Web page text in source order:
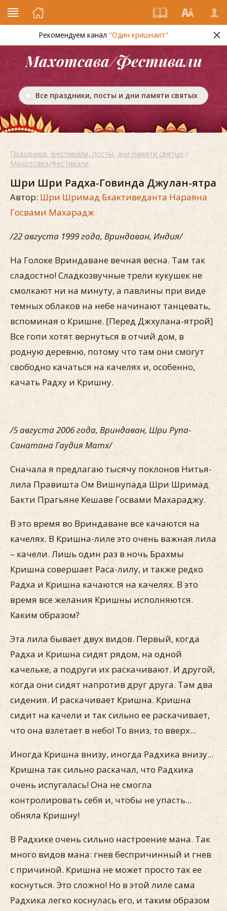
Рекомендуем канал "Один кришнаит"
Махотсава/Фестивали
Все праздники, посты и дни памяти святых
Праздники, фестивали, посты, дни памяти святых /
Махотсава/Фестивали
Шри Шри Радха-Говинда Джулан-ятра
Автор: Шри Шримад Бхактиведанта Нараяна
Госвами Махарадж
/22 августа 1999 года, Вриндаван, Индия/
На Голоке Вриндаване вечная весна. Там так
сладостно! Сладкозвучные трели кукушек не
смолкают ни на минуту, а павлины при виде
темных облаков на небе начинают танцевать,
вспоминая о Кришне. [Перед Джхулана-ятрой]
Все гопи хотят вернуться в отчий дом, в
родную деревню, потому что там они смогут
свободно качаться на качелях и, особенно,
качать Радху и Кришну.
/5 августа 2006 года, Вриндаван, Шри Рупа-
Санатана Гаудия Матх/
Сначала я предлагаю тысячу поклонов Нитья-
лила Правишта Ом Вишнупада Шри Шримад
Бакти Прагьяне Кешаве Госвами Махараджу.
В это время во Вриндаване все качаются на
качелях. В Кришна-лиле это очень важная лила
– качели. Лишь один раз в ночь Брахмы
Кришна совершает Раса-лилу, и также редко
Радха и Кришна качаются на качелях. В это
время все желания Кришны исполняются.
Каким образом?
Эта лила бывает двух видов. Первый, когда
Радха и Кришна сидят рядом, на одной
качельке, а подруги их раскачивают. И другой,
когда они сидят напротив друг друга. Там два
сидения. И раскачивает Кришна. Кришна
сидит на качели и так сильно ее раскачивает,
что она взлетает в небо! То вниз, то вверх...
Иногда Кришна внизу, иногда Радхика внизу...
Кришна так сильно раскачал, что Радхика
очень испугалась! Она не смогла
контролировать себя и, чтобы не упасть...
обняла Кришну!
В Радхике очень сильно настроение мана. Так
много видов мана: гнев беспричинный и гнев
с причиной. Кришна не может просто так ее
коснуться. Это сложно! Но в этой лиле сама
Радхика легко коснулась его, и таким образом